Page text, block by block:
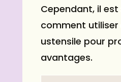
Cependant, il
comment
ustensile pour
avantages.